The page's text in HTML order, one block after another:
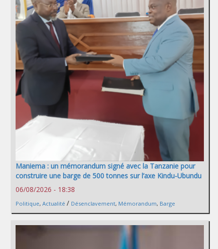
Maniema : un mémorandum signé avec la Tanzanie pour
construire une barge de 500 tonnes sur l’axe Kindu-Ubundu
06/08/2026 - 18:38
Politique, Actualité / Désenclavement, Mémorandum, Barge